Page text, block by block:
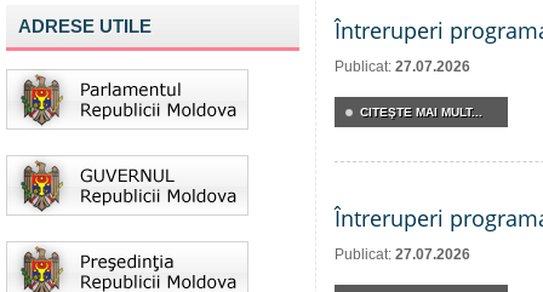
ADRESE UTILE Întreruperi
Publicat: 27.07.2026
CITEŞTE MAI MULT...
Întreruperi
Publicat: 27.07.2026